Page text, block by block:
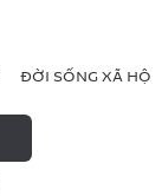
ĐỜI SỐNG XÃ HỘI